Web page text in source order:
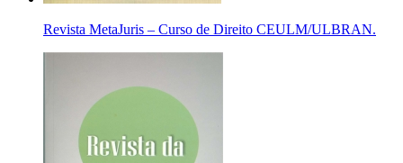
Revista MetaJuris – Curso de Direito CEULM/ULBRAN.